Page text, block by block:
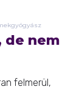
de nem
felmerül,